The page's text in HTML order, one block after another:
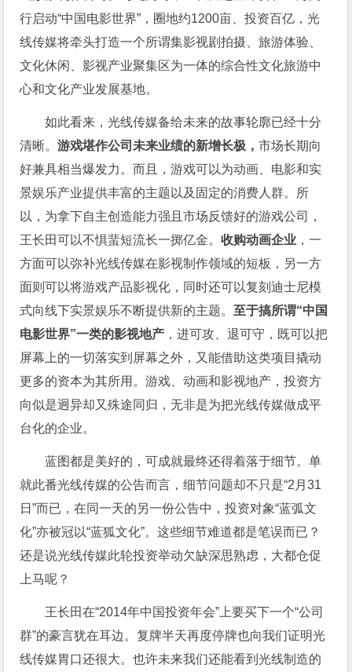
行启动“中国电影世界”，圈地约1200亩、投资百亿，光
线传媒将牵头打造一个所谓集影视剧拍摄、旅游体验、
文化休闲、影视产业聚集区为一体的综合性文化旅游中
心和文化产业发展基地。
如此看来，光线传媒备给未来的故事轮廓已经十分
清晰。游戏堪作公司未来业绩的新增长极，市场长期向
好兼具相当爆发力。而且，游戏可以为动画、电影和实
景娱乐产业提供丰富的主题以及固定的消费人群。所
以，为拿下自主创造能力强且市场反馈好的游戏公司，
王长田可以不惧蜚短流长一掷亿金。收购动画企业 ，一
方面可以弥补光线传媒在影视制作领域的短板，另一方
面则可以将游戏产品影视化，同时还可以复刻迪士尼模
式向线下实景娱乐不断提供新的主题。至于搞所谓“中国
电影世界”一类的影视地产 ，进可攻、退可守，既可以把
屏幕上的一切落实到屏幕之外，又能借助这类项目撬动
更多的资本为其所用。游戏、动画和影视地产，投资方
向似是迥异却又殊途同归，无非是为把光线传媒做成平
台化的企业。
蓝图都是美好的，可成就最终还得着落于细节。单
就此番光线传媒的公告而言，细节问题却不只是“2月31
日”而已，在同一天的另一份公告中，投资对象“蓝弧文
化”亦被冠以“蓝狐文化”。这些细节难道都是笔误而已？
还是说光线传媒此轮投资举动欠缺深思熟虑，大都仓促
上马呢？
王长田在“2014年中国投资年会”上要买下一个“公司
群”的豪言犹在耳边。复牌半天再度停牌也向我们证明光
线传媒胃口还很大。也许未来我们还能看到光线制造的